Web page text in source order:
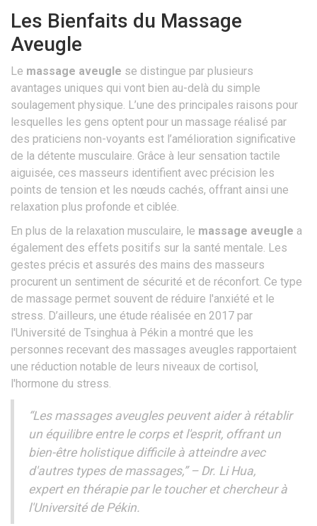
Les Bienfaits du Massage
Aveugle
Le massage aveugle se distingue par plusieurs
avantages uniques qui vont bien au-delà du simple
soulagement physique. L’une des principales raisons pour
lesquelles les gens optent pour un massage réalisé par
des praticiens non-voyants est l’amélioration significative
de la détente musculaire. Grâce à leur sensation tactile
aiguisée, ces masseurs identifient avec précision les
points de tension et les nœuds cachés, offrant ainsi une
relaxation plus profonde et ciblée.
En plus de la relaxation musculaire, le massage aveugle a
également des effets positifs sur la santé mentale. Les
gestes précis et assurés des mains des masseurs
procurent un sentiment de sécurité et de réconfort. Ce type
de massage permet souvent de réduire l'anxiété et le
stress. D’ailleurs, une étude réalisée en 2017 par
l'Université de Tsinghua à Pékin a montré que les
personnes recevant des massages aveugles rapportaient
une réduction notable de leurs niveaux de cortisol,
l'hormone du stress.
“Les massages aveugles peuvent aider à rétablir
un équilibre entre le corps et l'esprit, offrant un
bien-être holistique difficile à atteindre avec
d'autres types de massages,” – Dr. Li Hua,
expert en thérapie par le toucher et chercheur à
l'Université de Pékin.